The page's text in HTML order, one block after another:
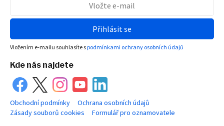
Přihlásit se
Vložením e-mailu souhlasíte spodmínkami ochrany osobních údajů
Kde nás najdete
Obchodní podmínky
Ochrana osobních údajů
Zásady souborů cookies
Formulář pro oznamovatele